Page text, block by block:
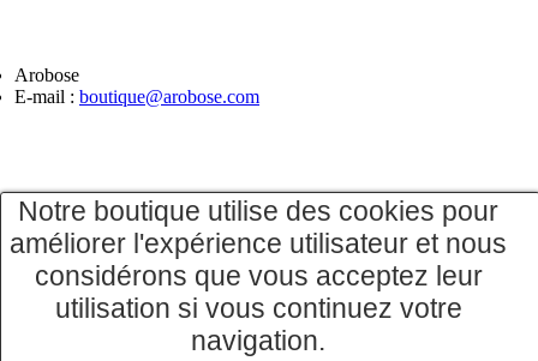
Notre boutique utilise des cookies pour
améliorer l'expérience utilisateur et nous
considérons que vous acceptez leur
utilisation si vous continuez votre
navigation.
Arobose
E-mail : boutique@arobose.com